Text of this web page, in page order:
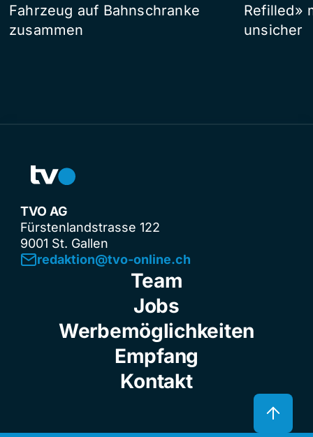
Fahrzeug auf Bahnschranke
zusammen
Refilled»
unsicher
TVO AG
Fürstenlandstrasse 122
9001 St. Gallen
redaktion@tvo-online.ch
Team
Jobs
Werbemöglichkeiten
Empfang
Kontakt